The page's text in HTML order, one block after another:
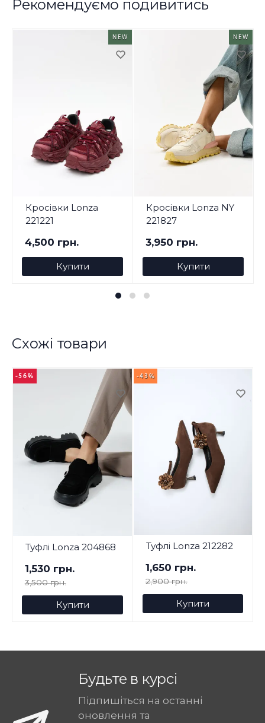
Рекомендуємо подивитись
NEW
Кросівки Lonza
221221
4,500 грн.
Купити
NEW
Кросівки Lonza NY
221827
3,950 грн.
Купити
Схожі товари
-56%
Туфлі Lonza 204868
1,530 грн.
3,500 грн.
Купити
-43%
Туфлі Lonza 212282
1,650 грн.
2,900 грн.
Купити
Будьте в курсі
Підпишіться на останні
оновлення та